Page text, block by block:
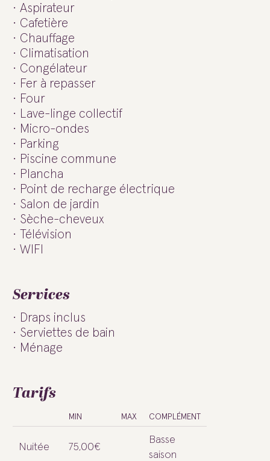
Aspirateur
Cafetière
Chauffage
Climatisation
Congélateur
Fer à repasser
Four
Lave-linge collectif
Micro-ondes
Parking
Piscine commune
Plancha
Point de recharge électrique
Salon de jardin
Sèche-cheveux
Télévision
WIFI
Services
Draps inclus
Serviettes de bain
Ménage
Tarifs
MIN MAX COMPLÉMENT
Nuitée 75,00€
Basse
saison